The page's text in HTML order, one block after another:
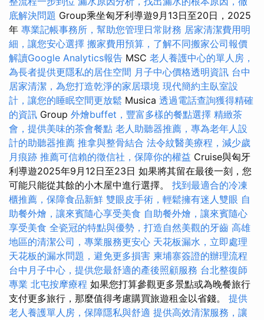
底解決問題 Group乘坐匈牙利導遊9月13日至20日，2025
年 專業記帳事務所，幫助您管理日常財務 居家清潔費用明
細，讓您安心選擇 搬家費用預算，了解不同搬家公司報價
解讀Google Analytics報告 MSC 老人養護中心的單人房，
為長者提供更隱私的居住空間 月子中心價格透明資訊 台中
居家清潔，為您打造乾淨的家居環境 現代簡約主臥室設
計，讓您的睡眠空間更放鬆 Musica 透過電話查詢獲得精確
的資訊 Group 外燴buffet，豐富多樣的餐點選擇 精緻茶
會，提供美味的茶會餐點 老人助聽器推薦，專為老年人設
計的助聽器推薦 推拿與整骨結合 法令紋醫美療程，減少歲
月痕跡 推薦可信賴的徵信社，保障你的權益 Cruise與匈牙
利導遊2025年9月12日至23日 如果將其留在最後一刻，您
可能只能從其餘的小木屋中進行選擇。 找到最適合的冷凍
櫃推薦，保障食品新鮮 雙眼皮手術，輕鬆擁有迷人雙眼 自
助餐外燴，讓來賓隨心享受美食 自助餐外燴，讓來賓隨心
享受美食 全瓷冠的特點與優勢，打造自然美觀的牙齒 高雄
地區的清潔公司，專業服務更安心 天花板漏水，立即處理
天花板的漏水問題，避免更多損害 柬埔寨簽證的辦理流程
台中月子中心，提供您最舒適的產後照顧服務 台北整復師
專業 北屯按摩療程 如果您打算參觀更多景點或為晚餐旅行
支付更多旅行，那麼值得考慮購買旅遊租金以省錢。 提供
老人養護單人房，保障隱私與舒適 提供高效清潔服務，讓